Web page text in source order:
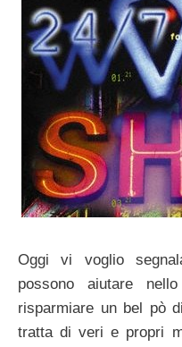
Oggi vi voglio
possono aiutare
risparmiare un bel pò
tratta di veri e propri